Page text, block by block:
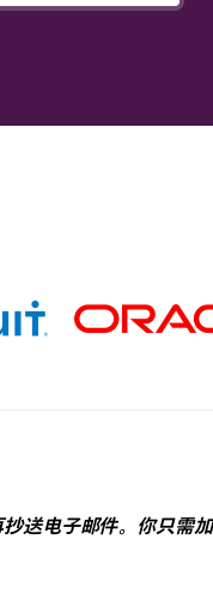
送电子邮件。你只需